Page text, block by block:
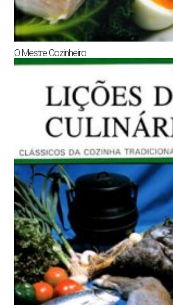
O Mestre Cozinheiro